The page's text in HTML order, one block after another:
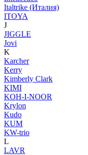
Italtrike (Италия)
ITOYA
J
JIGGLE
Jovi
K
Karcher
Kerry
Kimberly Clark
KIMI
KOH-I-NOOR
Krylon
Kudo
KUM
KW-trio
L
LAVR